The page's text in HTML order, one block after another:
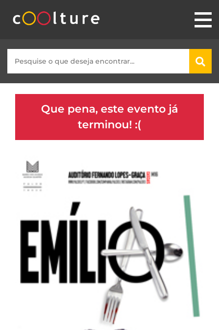
Que pena, este evento já
terminou! :(